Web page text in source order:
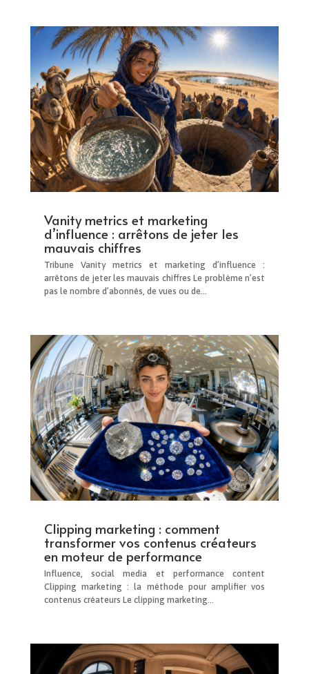
Vanity metrics et marketing
d’influence : arrêtons de jeter les
mauvais chiffres
Tribune Vanity metrics et marketing d’influence :
arrêtons de jeter les mauvais chiffres Le problème n’est
pas le nombre d’abonnés, de vues ou de...
Clipping marketing : comment
transformer vos contenus créateurs
en moteur de performance
Influence, social media et performance content
Clipping marketing : la méthode pour amplifier vos
contenus créateurs Le clipping marketing...